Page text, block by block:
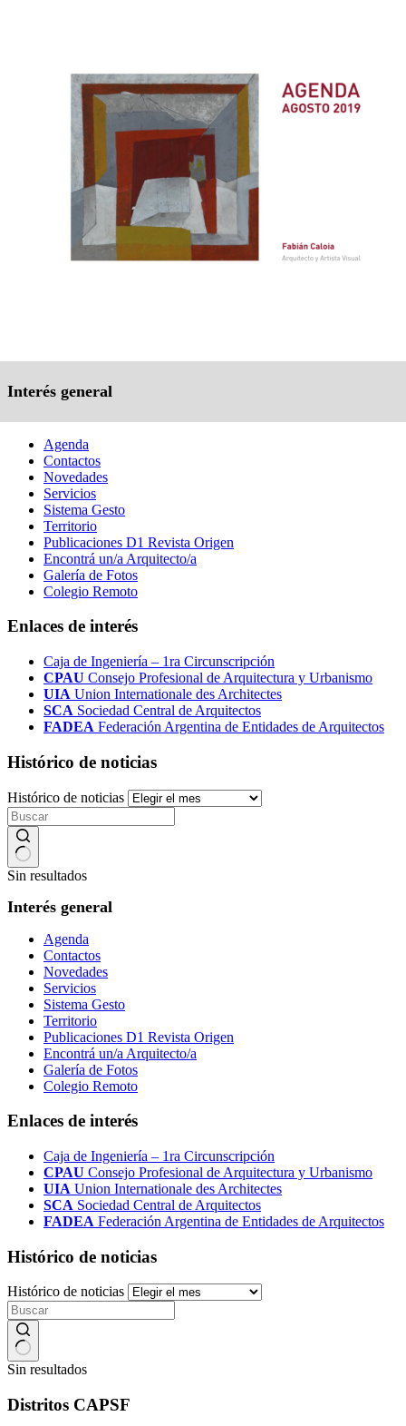
Interés general
Agenda
Contactos
Novedades
Servicios
Sistema Gesto
Territorio
Publicaciones D1 Revista Origen
Encontrá un/a Arquitecto/a
Galería de Fotos
Colegio Remoto
Enlaces de interés
Caja de Ingeniería – 1ra Circunscripción
CPAU Consejo Profesional de Arquitectura y Urbanismo
UIA Union Internationale des Architectes
SCA Sociedad Central de Arquitectos
FADEA Federación Argentina de Entidades de Arquitectos
Histórico de noticias
Histórico de noticias
Sin resultados
Interés general
Agenda
Contactos
Novedades
Servicios
Sistema Gesto
Territorio
Publicaciones D1 Revista Origen
Encontrá un/a Arquitecto/a
Galería de Fotos
Colegio Remoto
Enlaces de interés
Caja de Ingeniería – 1ra Circunscripción
CPAU Consejo Profesional de Arquitectura y Urbanismo
UIA Union Internationale des Architectes
SCA Sociedad Central de Arquitectos
FADEA Federación Argentina de Entidades de Arquitectos
Histórico de noticias
Histórico de noticias
Sin resultados
Distritos CAPSF